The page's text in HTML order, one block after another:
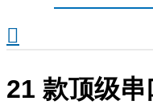
搜
21 款顶级